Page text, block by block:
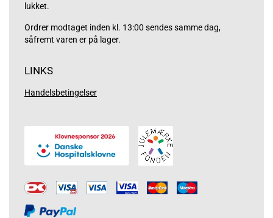
lukket.
Ordrer modtaget inden kl. 13:00 sendes samme dag,
såfremt varen er på lager.
LINKS
Handelsbetingelser